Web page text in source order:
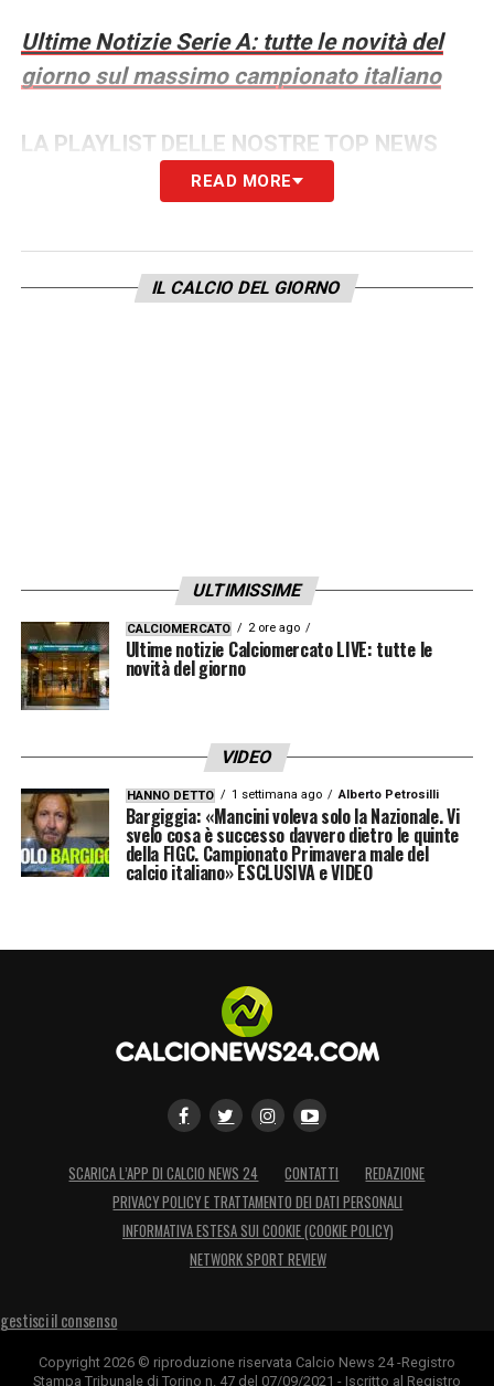
Ultime Notizie Serie A: tutte le novità del
giorno sul massimo campionato italiano
LA PLAYLIST DELLE NOSTRE TOP NEWS
READ MORE
IL CALCIO DEL GIORNO
ULTIMISSIME
CALCIOMERCATO 2 ore ago
Ultime notizie Calciomercato LIVE: tutte le
novità del giorno
VIDEO
HANNO DETTO 1 settimana ago Alberto Petrosilli
Bargiggia: «Mancini voleva solo la Nazionale. Vi
svelo cosa è successo davvero dietro le quinte
della FIGC. Campionato Primavera male del
calcio italiano» ESCLUSIVA e VIDEO
SCARICA L’APP DI CALCIO NEWS 24 CONTATTI
REDAZIONE
PRIVACY POLICY E TRATTAMENTO DEI DATI PERSONALI
INFORMATIVA ESTESA SUI COOKIE (COOKIE POLICY)
NETWORK SPORT REVIEW
gestisci il consenso
Copyright 2026 © riproduzione riservata Calcio News 24 -Registro
Stampa Tribunale di Torino n. 47 del 07/09/2021 - Iscritto al Registro